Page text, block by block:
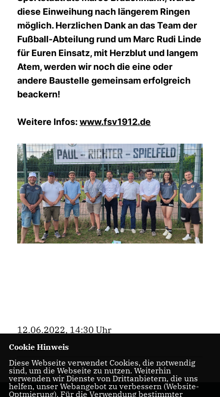
diese Einweihung nach längerem Ringen
möglich. Herzlichen Dank an das Team der
Fußball-Abteilung rund um Marc Rudi Linde
für Euren Einsatz, mit Herzblut und langem
Atem, werden wir noch die eine oder
andere Baustelle gemeinsam erfolgreich
beackern!
Weitere Infos:www.fsv1912.de
12.06.2022, 14:30 Uhr
Bezirk
Cookie Hinweis
Diese Webseite verwendet Cookies, die notwendig
sind, um die Webseite zu nutzen. Weiterhin
verwenden wir Dienste von Drittanbietern, die uns
helfen, unser Webangebot zu verbessern (Website-
Optmierung). Für die Verwendung bestimmter